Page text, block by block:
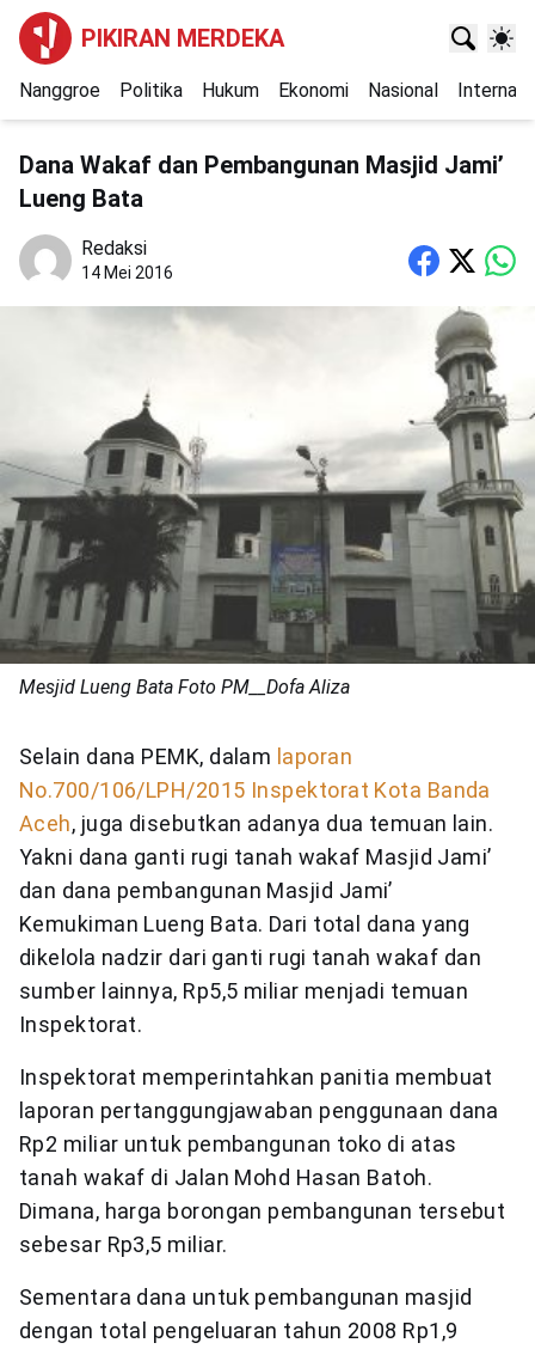
PIKIRAN MERDEKA
Nanggroe Politika Hukum Ekonomi Nasional
Dana Wakaf dan Pembangunan Masjid Jami’
Lueng Bata
Redaksi
14 Mei 2016
Mesjid Lueng Bata Foto PM__Dofa Aliza
Selain dana PEMK, dalam laporan
No.700/106/LPH/2015 Inspektorat Kota Banda
Aceh, juga disebutkan adanya dua temuan lain.
Yakni dana ganti rugi tanah wakaf Masjid Jami’
dan dana pembangunan Masjid Jami’
Kemukiman Lueng Bata. Dari total dana yang
dikelola nadzir dari ganti rugi tanah wakaf dan
sumber lainnya, Rp5,5 miliar menjadi temuan
Inspektorat.
Inspektorat memperintahkan panitia membuat
laporan pertanggungjawaban penggunaan dana
Rp2 miliar untuk pembangunan toko di atas
tanah wakaf di Jalan Mohd Hasan Batoh.
Dimana, harga borongan pembangunan tersebut
sebesar Rp3,5 miliar.
Sementara dana untuk pembangunan masjid
dengan total pengeluaran tahun 2008 Rp1,9